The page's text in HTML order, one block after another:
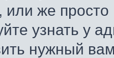
же
узнать у
нужный